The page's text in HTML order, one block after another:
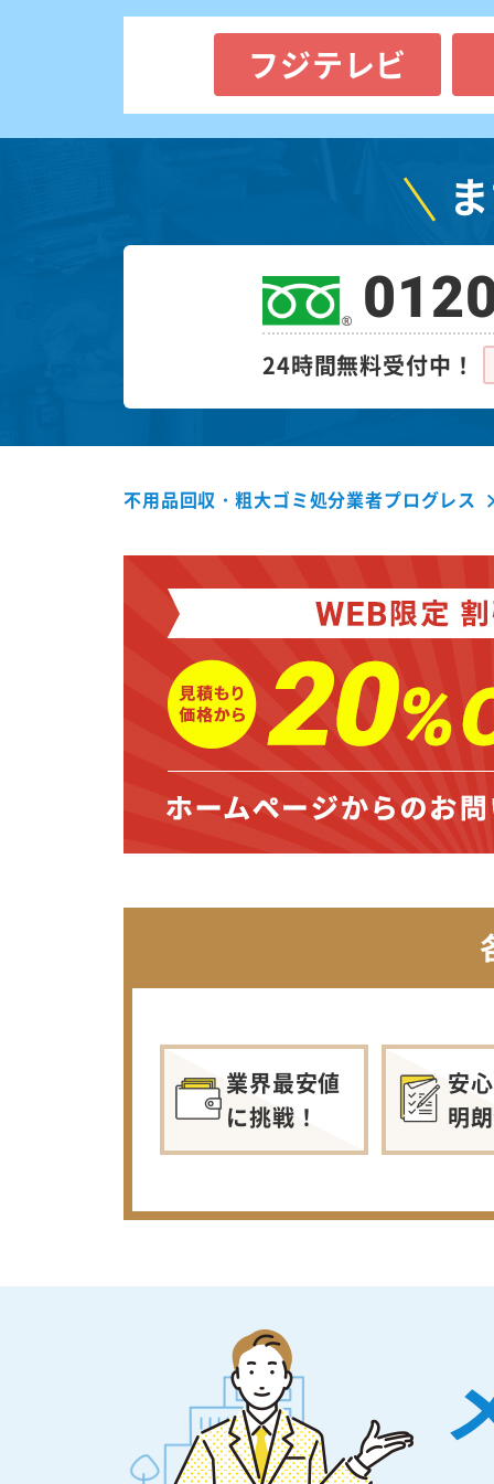
フジテレビ
24時間無料受付中！
不用品回収・粗大ゴミ処分業者プログレス
業界最安値
に挑戦！
安
明